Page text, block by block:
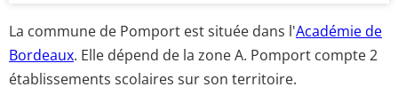
La commune de Pomport est située dans l'Académie de
Bordeaux. Elle dépend de la zone A. Pomport compte 2
établissements scolaires sur son territoire.